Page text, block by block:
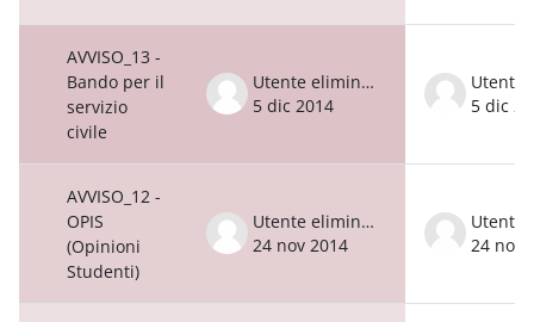
AVVISO_13 -
Bando per il
servizio
civile
Utente eliminato
5 dic 2014
5 dic
AVVISO_12 -
OPIS
(Opinioni
Studenti)
Utente eliminato
24 nov 2014
24 nov